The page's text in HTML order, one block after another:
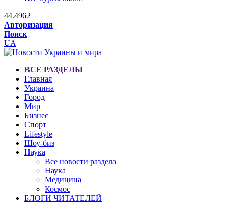
44.4962
Авторизация
Поиск
UA
ВСЕ РАЗДЕЛЫ
Главная
Украина
Город
Мир
Бизнес
Спорт
Lifestyle
Шоу-биз
Наука
Все новости раздела
Наука
Медицина
Космос
БЛОГИ ЧИТАТЕЛЕЙ